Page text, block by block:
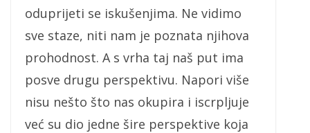
oduprijeti se iskušenjima. Ne vidimo
sve staze, niti nam je poznata njihova
prohodnost. A s vrha taj naš put ima
posve drugu perspektivu. Napori više
nisu nešto što nas okupira i iscrpljuje
već su dio jedne šire perspektive koja